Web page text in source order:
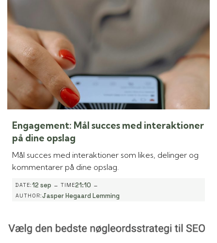
Engagement: Mål succes med interaktioner
på dine opslag
Mål succes med interaktioner som likes, delinger og
kommentarer på dine opslag.
DATE:12 sep - TIME21:10 -
AUTHOR:Jasper Hegaard Lemming